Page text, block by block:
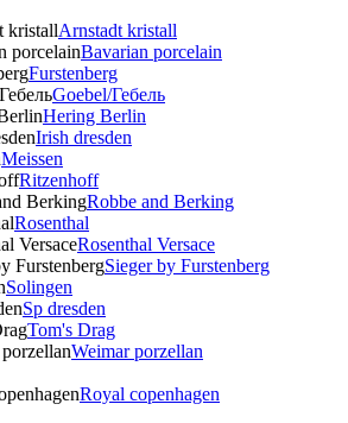
Arnstadt kristall
Bavarian porcelain
Furstenberg
Goebel/Гебель
Hering Berlin
Irish dresden
Meissen
Ritzenhoff
Robbe and Berking
Rosenthal
Rosenthal Versace
Sieger by Furstenberg
Solingen
Sp dresden
Tom's Drag
Weimar porzellan
Royal copenhagen